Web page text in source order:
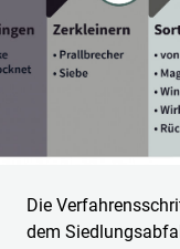
Die
dem